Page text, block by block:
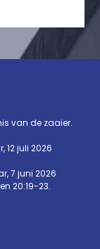
van de zaaier.
12 juli 2026
7 juni 2026
20:19-23.